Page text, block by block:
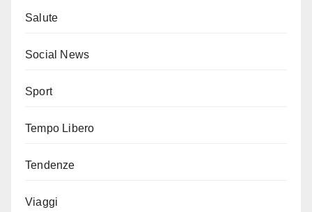
Salute
Social News
Sport
Tempo Libero
Tendenze
Viaggi